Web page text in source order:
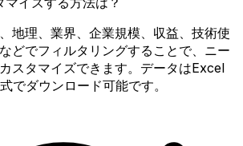
地理、業界、企業規模、収益、技術使
どでフィルタリングすることで、ニー
スタマイズできます。データはExcel
でダウンロード可能です。